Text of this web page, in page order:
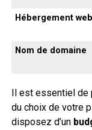
Hébergement web
Nom de domaine
Il est essentiel de
du choix de votre
disposez d’un